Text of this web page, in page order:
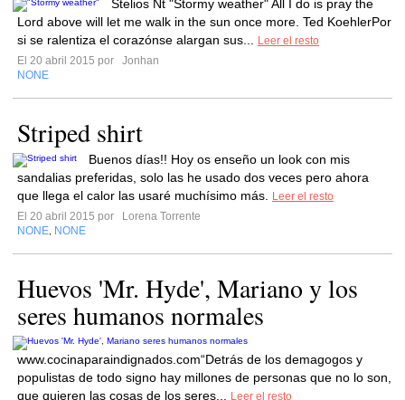
Stelios Nt "Stormy weather" All I do is pray the
Lord above will let me walk in the sun once more. Ted KoehlerPor
si se ralentiza el corazónse alargan sus...
Leer el resto
El 20 abril 2015 por
Jonhan
NONE
Striped shirt
Buenos días!! Hoy os enseño un look con mis
sandalias preferidas, solo las he usado dos veces pero ahora
que llega el calor las usaré muchísimo más.
Leer el resto
El 20 abril 2015 por
Lorena Torrente
NONE NONE
Huevos 'Mr. Hyde', Mariano y los
seres humanos normales
www.cocinaparaindignados.com“Detrás de los demagogos y
populistas de todo signo hay millones de personas que no lo son,
que quieren las cosas de los seres...
Leer el resto